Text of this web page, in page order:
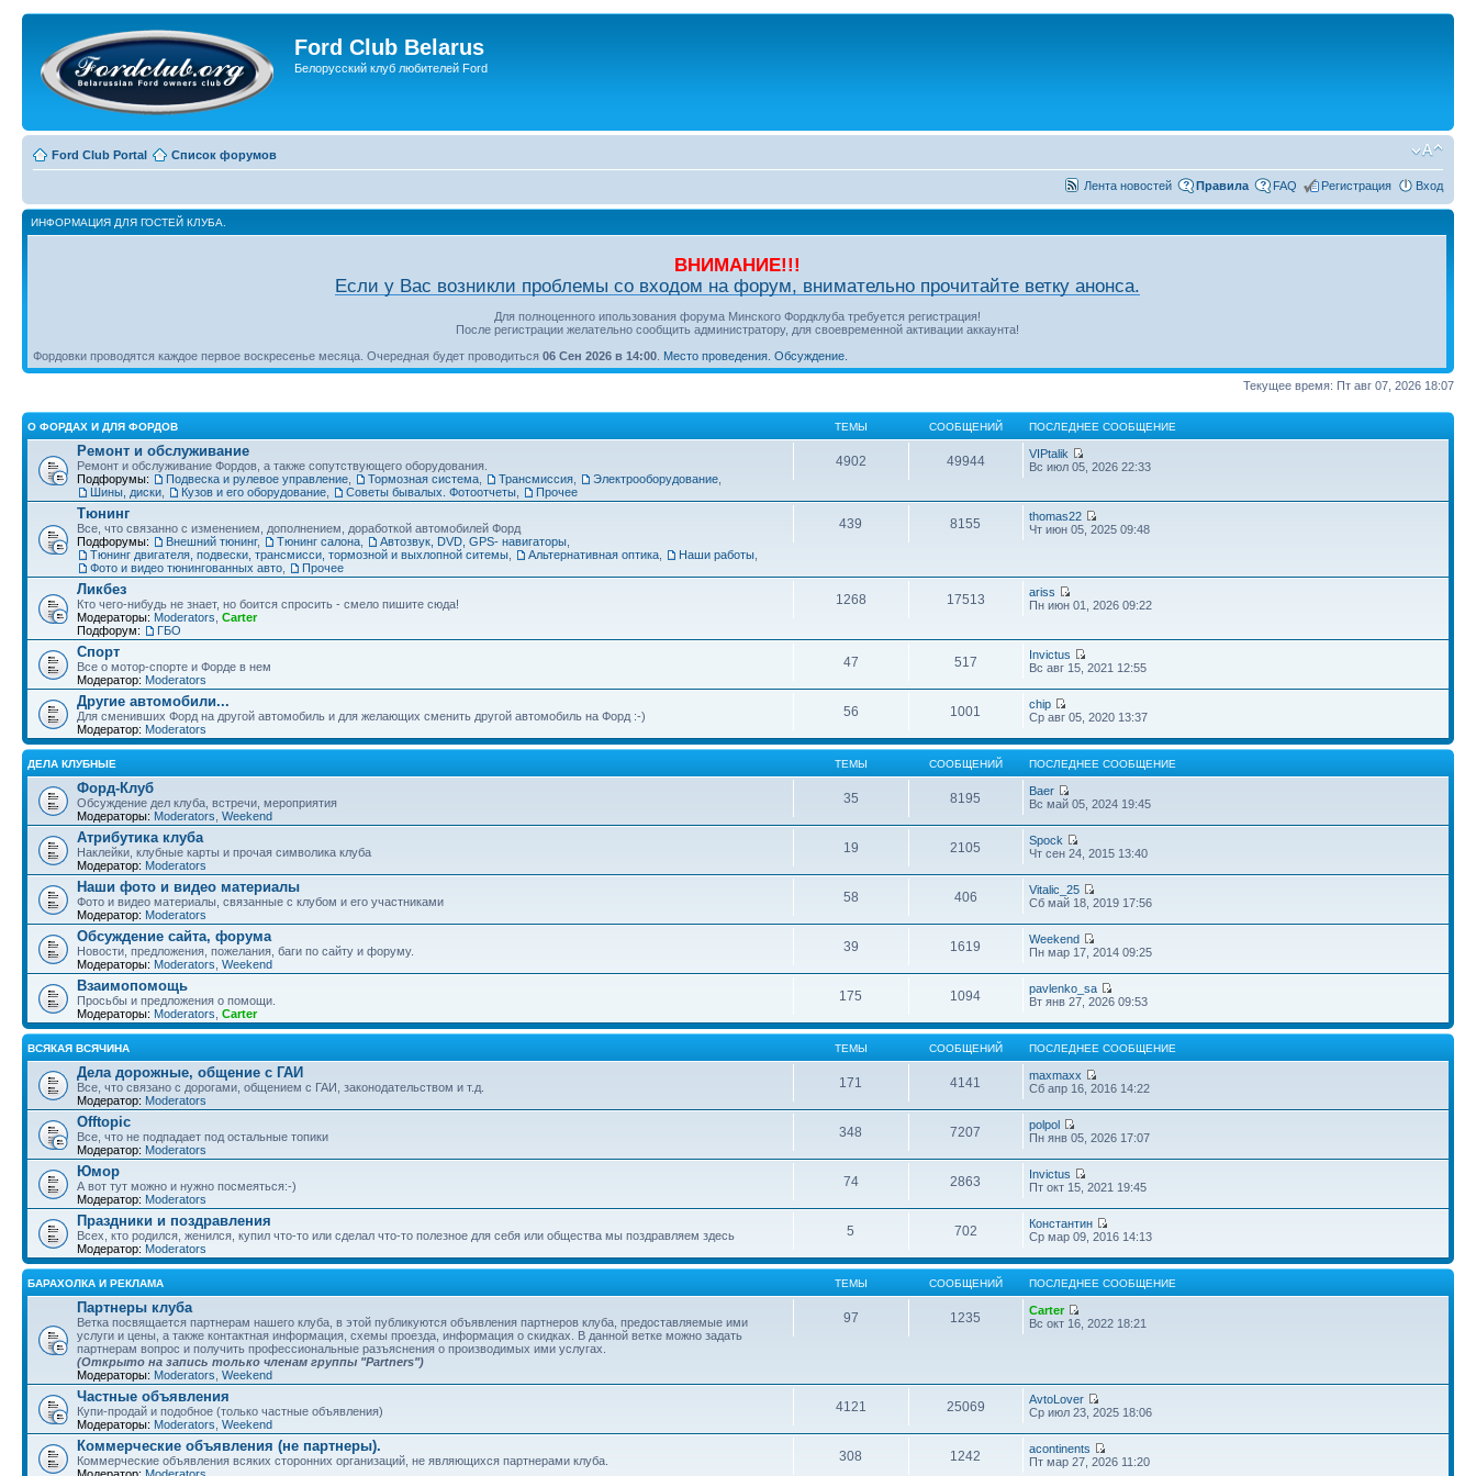
Ford Club Belarus
Белорусский клуб любителей Ford
Ford Club Portal Список форумов
Лента новостей Правила FAQ Регистрация Вход
ИНФОРМАЦИЯ ДЛЯ ГОСТЕЙ КЛУБА.
ВНИМАНИЕ!!!
Если у Вас возникли проблемы со входом на форум, внимательно прочитайте ветку анонса.
Для полноценного ипользования форума Минского Фордклуба требуется регистрация!
После регистрации желательно сообщить администратору, для своевременной активации аккаунта!
Фордовки проводятся каждое первое воскресенье месяца. Очередная будет проводиться 06 Сен 2026 в 14:00 Место проведения. Обсуждение.
Текущее время: Пт авг 07, 2026 18:07
О ФОРДАХ И ДЛЯ ФОРДОВ ТЕМЫ СООБЩЕНИЙ ПОСЛЕДНЕЕ СООБЩЕНИЕ
Ремонт и обслуживание
Ремонт и обслуживание Фордов, а также сопутствующего оборудования.
Подфорумы:
Подвеска и рулевое управление Тормозная система Трансмиссия Электрооборудование
Шины, диски
Кузов и его оборудование Советы бывалых. Фотоотчеты Прочее
4902 49944
VIPtalik
Вс июл 05, 2026 22:33
Тюнинг
Все, что связанно с изменением, дополнением, доработкой автомобилей Форд
Подфорумы:
Внешний тюнинг, Тюнинг салона Автозвук, DVD, GPS- навигаторы
Тюнинг двигателя, подвески, трансмисси, тормозной и выхлопной ситемы
Альтернативная оптика Наши работы
Фото и видео тюнингованных авто
Прочее
439 8155
thomas22
Чт июн 05, 2025 09:48
Ликбез
Кто чего-нибудь не знает, но боится спросить - смело пишите сюда!
Модераторы: Moderators Carter
Подфорум:
ГБО
1268 17513
ariss
Пн июн 01, 2026 09:22
Спорт
Все о мотор-спорте и Форде в нем
Модератор: Moderators
47 517
Invictus
Вс авг 15, 2021 12:55
Другие автомобили...
Для сменивших Форд на другой автомобиль и для желающих сменить другой автомобиль на Форд :-)
Модератор: Moderators
56 1001
chip
Ср авг 05, 2020 13:37
ДЕЛА КЛУБНЫЕ ТЕМЫ СООБЩЕНИЙ ПОСЛЕДНЕЕ СООБЩЕНИЕ
Форд-Клуб
Обсуждение дел клуба, встречи, мероприятия
Модераторы: Moderators Weekend
35 8195
Baer
Вс май 05, 2024 19:45
Атрибутика клуба
Наклейки, клубные карты и прочая символика клуба
Модератор: Moderators
19 2105
Spock
Чт сен 24, 2015 13:40
Наши фото и видео материалы
Фото и видео материалы, связанные с клубом и его участниками
Модератор: Moderators
58 406
Vitalic_25
Сб май 18, 2019 17:56
Обсуждение сайта, форума
Новости, предложения, пожелания, баги по сайту и форуму.
Модераторы: Moderators Weekend
39 1619
Weekend
Пн мар 17, 2014 09:25
Взаимопомощь
Просьбы и предложения о помощи.
Модераторы: Moderators Carter
175 1094
pavlenko_sa
Вт янв 27, 2026 09:53
ВСЯКАЯ ВСЯЧИНА ТЕМЫ СООБЩЕНИЙ ПОСЛЕДНЕЕ СООБЩЕНИЕ
Дела дорожные, общение с ГАИ
Все, что связано с дорогами, общением с ГАИ, законодательством и т.д.
Модератор: Moderators
171 4141
maxmaxx
Сб апр 16, 2016 14:22
Offtopic
Все, что не подпадает под остальные топики
Модератор: Moderators
348 7207
polpol
Пн янв 05, 2026 17:07
Юмор
А вот тут можно и нужно посмеяться:-)
Модератор: Moderators
74 2863
Invictus
Пт окт 15, 2021 19:45
Праздники и поздравления
Всех, кто родился, женился, купил что-то или сделал что-то полезное для себя или общества мы поздравляем здесь
Модератор: Moderators
5 702
Константин
Ср мар 09, 2016 14:13
БАРАХОЛКА И РЕКЛАМА ТЕМЫ СООБЩЕНИЙ ПОСЛЕДНЕЕ СООБЩЕНИЕ
Партнеры клуба
Ветка посвящается партнерам нашего клуба, в этой публикуются объявления партнеров клуба, предоставляемые ими
услуги и цены, а также контактная информация, схемы проезда, информация о скидках. В данной ветке можно задать
партнерам вопрос и получить профессиональные разъяснения о производимых ими услугах.
(Открыто на запись только членам группы "Partners")
Модераторы: Moderators Weekend
97 1235
Carter
Вс окт 16, 2022 18:21
Частные объявления
Купи-продай и подобное (только частные объявления)
Модераторы: Moderators Weekend
4121 25069
AvtoLover
Ср июл 23, 2025 18:06
Коммерческие объявления (не партнеры).
Коммерческие объявления всяких сторонних организаций, не являющихся партнерами клуба.
Модератор: Moderators
308 1242
acontinents
Пт мар 27, 2026 11:20